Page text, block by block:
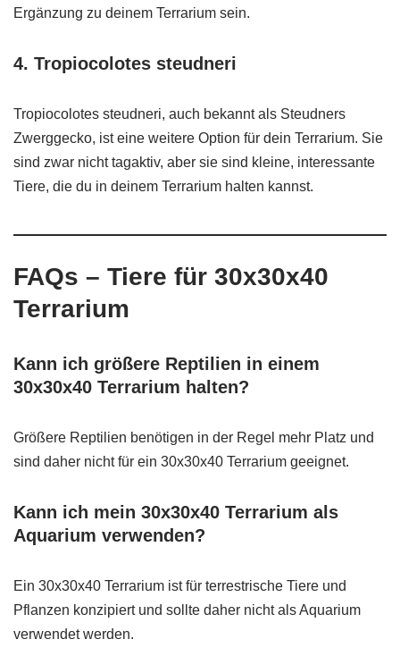
Ergänzung zu deinem Terrarium sein.
4. Tropiocolotes steudneri
Tropiocolotes steudneri, auch bekannt als Steudners
Zwerggecko, ist eine weitere Option für dein Terrarium. Sie
sind zwar nicht tagaktiv, aber sie sind kleine, interessante
Tiere, die du in deinem Terrarium halten kannst.
FAQs – Tiere für 30x30x40
Terrarium
Kann ich größere Reptilien in einem
30x30x40 Terrarium halten?
Größere Reptilien benötigen in der Regel mehr Platz und
sind daher nicht für ein 30x30x40 Terrarium geeignet.
Kann ich mein 30x30x40 Terrarium als
Aquarium verwenden?
Ein 30x30x40 Terrarium ist für terrestrische Tiere und
Pflanzen konzipiert und sollte daher nicht als Aquarium
verwendet werden.